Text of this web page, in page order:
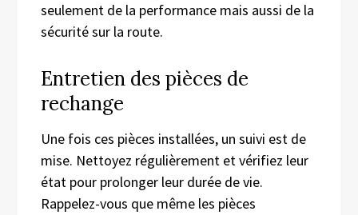
seulement de la performance mais aussi de la
sécurité sur la route.
Entretien des pièces de
rechange
Une fois ces pièces installées, un suivi est de
mise. Nettoyez régulièrement et vérifiez leur
état pour prolonger leur durée de vie.
Rappelez-vous que même les pièces